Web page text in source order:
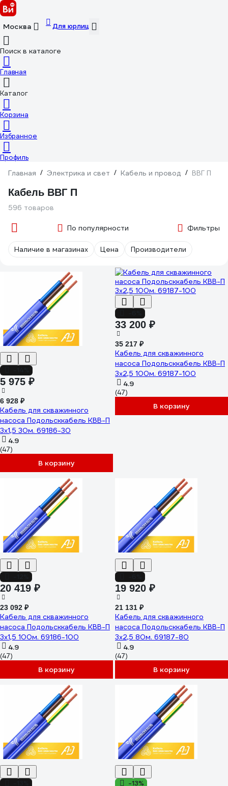
Москва Для юрлиц
Поиск в каталоге
Главная
Каталог
Корзина
Избранное
Профиль
Главная / Электрика и свет / Кабель и провод / ВВГ П
Кабель ВВГ П
596 товаров
По популярности Фильтры
Наличие в магазинах Цена Производители
5 975 ₽
6 928 ₽
Кабель для скважинного
насоса Подольсккабель КВВ-П
3x1,5 30м. 69186-30
4.9
(47)
В корзину
33 200 ₽
35 217 ₽
Кабель для скважинного
насоса Подольсккабель КВВ-П
3x2,5 100м. 69187-100
4.9
(47)
В корзину
20 419 ₽
23 092 ₽
Кабель для скважинного
насоса Подольсккабель КВВ-П
3x1,5 100м. 69186-100
4.9
(47)
В корзину
19 920 ₽
21 131 ₽
Кабель для скважинного
насоса Подольсккабель КВВ-П
3x2,5 80м. 69187-80
4.9
(47)
В корзину
-13%